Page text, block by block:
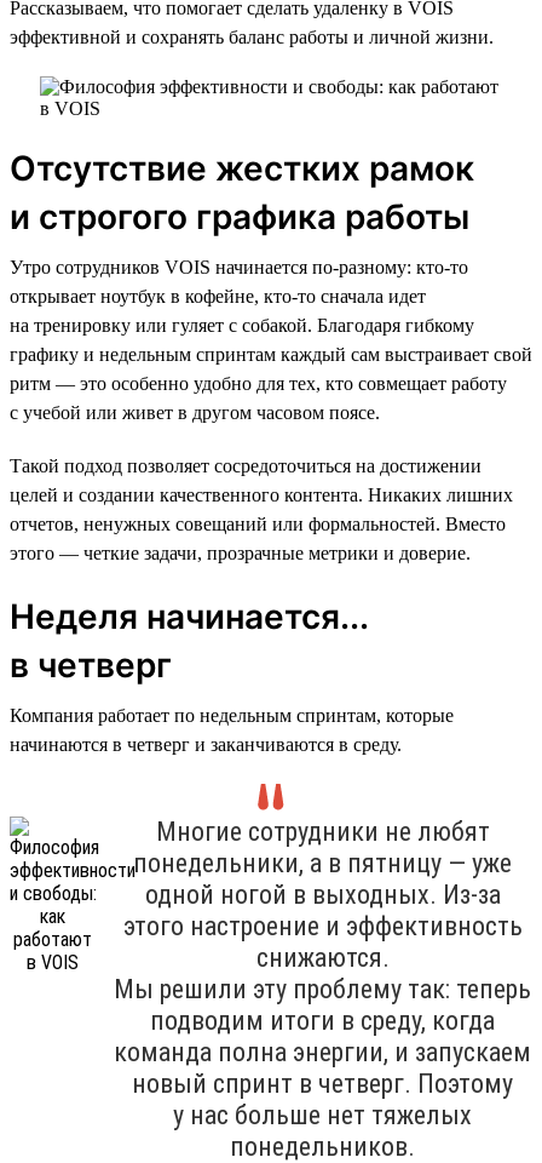
Рассказываем, что помогает сделать удаленку в VOIS
эффективной и сохранять баланс работы и личной жизни.
Отсутствие жестких рамок
и строгого графика работы
Утро сотрудников VOIS начинается по-разному: кто-то
открывает ноутбук в кофейне, кто-то сначала идет
на тренировку или гуляет с собакой. Благодаря гибкому
графику и недельным спринтам каждый сам выстраивает свой
ритм — это особенно удобно для тех, кто совмещает работу
с учебой или живет в другом часовом поясе.
Такой подход позволяет сосредоточиться на достижении
целей и создании качественного контента. Никаких лишних
отчетов, ненужных совещаний или формальностей. Вместо
этого — четкие задачи, прозрачные метрики и доверие.
Неделя начинается...
в четверг
Компания работает по недельным спринтам, которые
начинаются в четверг и заканчиваются в среду.
Многие сотрудники не любят
понедельники, а в пятницу — уже
одной ногой в выходных. Из-за
этого настроение и эффективность
снижаются.
Мы решили эту проблему так: теперь
подводим итоги в среду, когда
команда полна энергии, и запускаем
новый спринт в четверг. Поэтому
у нас больше нет тяжелых
понедельников.